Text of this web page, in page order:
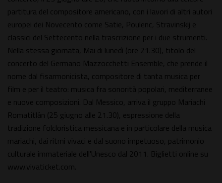
partitura del compositore americano, con i lavori di altri autori
europei dei Novecento come Satie, Poulenc, Stravinskij e
classici del Settecento nella trascrizione per i due strumenti.
Nella stessa giornata, Mai di lunedì (ore 21.30), titolo del
concerto del Germano Mazzocchetti Ensemble, che prende il
nome dal fisarmonicista, compositore di tanta musica per
film e per il teatro: musica fra sonorità popolari, mediterranee
e nuove composizioni. Dal Messico, arriva il gruppo Mariachi
Romatitlán (25 giugno alle 21.30), espressione della
tradizione folcloristica messicana e in particolare della musica
mariachi, dai ritmi vivaci e dal suono impetuoso, patrimonio
culturale immateriale dell'Unesco dal 2011. Biglietti online su
www.vivaticket.com.